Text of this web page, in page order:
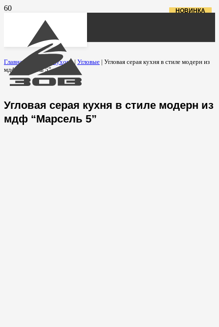
Главная Каталог кухонь| Угловые | Угловая серая кухня в стиле модерн из
мдф “Марсель 5”
Угловая серая кухня в стиле модерн из
мдф “Марсель 5”
ПРЕМИУМ
НОВИНКА
НОВИНКА